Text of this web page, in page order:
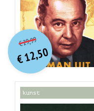
€29,99O
orspr
onkelijke
prijs
was:
€ 29,99.
€12,50
Huidige
prijs
is:€ 12,50.
kunst